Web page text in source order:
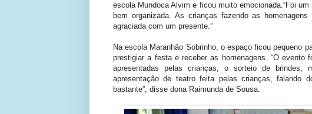
escola Mundoca Alvim e ficou muito emocionada.“Foi
bem organizada. As crianças fazendo as
agraciada com um presente.”
Na escola Maranhão Sobrinho, o espaço ficou pequeno
prestigiar a festa e receber as homenagens. “O evento
apresentadas pelas crianças, o sorteio de
apresentação de teatro feita pelas crianças, falando
bastante”, disse dona Raimunda de Sousa.